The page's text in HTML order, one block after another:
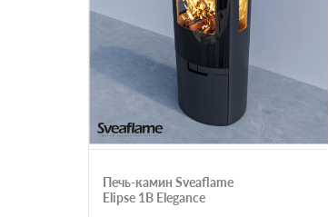
Печь-камин Sveaflame
Elipse 1B Elegance